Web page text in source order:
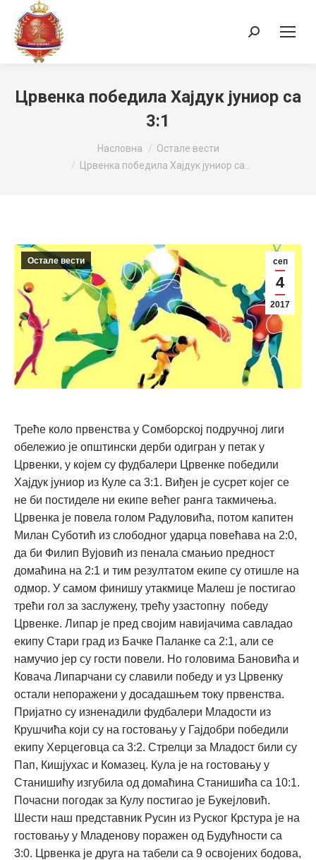
Search:
Црвенка победила Хајдук јуниор са
3:1
Насловна
Остале вести
Црвенка победила Хајдук јуниор са…
сеп
4
2017
Остале вести
Треће коло првенства у Сомборској подручној лиги
обележио је општински дерби одигран у петак у
Црвенки, у којем су фудбалери Црвенке победили
Хајдук јуниор из Куле са 3:1. Виђен је сусрет којег се
не би постиделе ни екипе већег ранга такмичења.
Црвенка је повела голом Радуловића, потом капитен
Милан Суботић из слободног ударца повећава на 2:0,
да би Филип Вујовић из пенала смањио предност
домаћина на 2:1 и тим резултатом екипе су отишле на
одмор. У самом финишу утакмице Малеш је постигао
трећи гол за заслужену, трећу узастопну победу
Црвенке. Липар је пред својим навијачима савладао
екипу Стари град из Бачке Паланке са 2:1, али се
намучио јер су гости повели. Но головима Бановића и
Ковача Липарчани су славили победу и уз Црвенку
остали непоражени у досадашњем току првенства.
Пријатно су изненадили фудбалери Младости из
Крушчића који су на гостовању у Гајдобри победили
екипу Херцеговца са 3:2. Стрелци за Младост били су
Пап, Кишјухас и Комазец. Кула је на гостовању у
Станишићу изгубила од домаћина Станишића са 10:1.
Почасни погодак за Кулу постигао је Букејловић.
Шести наш представник Русин из Руског Крстура је на
гостовању у Младенову поражен од Будућности са
3:0. Црвенка је друга на табели са 9 освојених бодова,